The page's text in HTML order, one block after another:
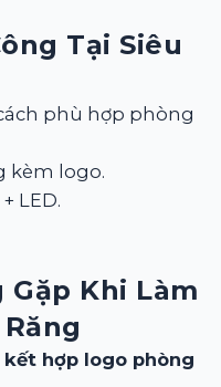
Tại Siêu
phù hợp phòng
kèm logo.
LED.
Gặp Khi Làm
kết hợp logo phòng